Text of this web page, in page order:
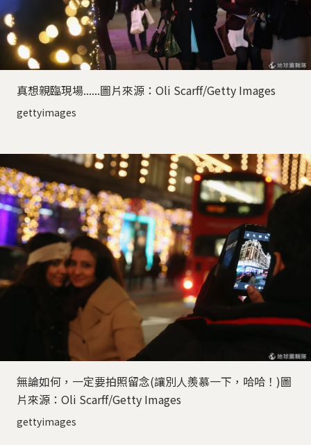
真想親臨現場......圖片來源：Oli Scarff/Getty Images
gettyimages
無論如何，一定要拍照留念(讓別人羨慕一下，哈哈！)圖
片來源：Oli Scarff/Getty Images
gettyimages